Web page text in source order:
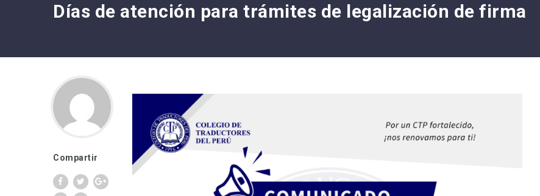
Días de atención para trámites de legalización de firma
Compartir